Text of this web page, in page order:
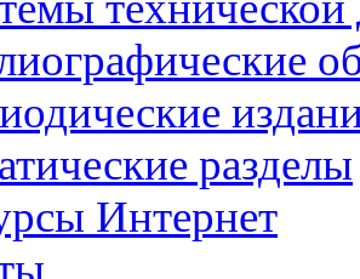
разделы
Интернет